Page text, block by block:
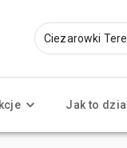
Jak to